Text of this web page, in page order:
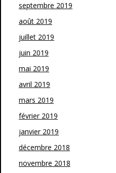
septembre 2019
août 2019
juillet 2019
juin 2019
mai 2019
avril 2019
mars 2019
février 2019
janvier 2019
décembre 2018
novembre 2018